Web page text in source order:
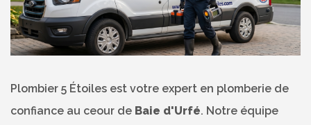
Plombier 5 Étoiles est votre expert en plomberie de
confiance au ceour de Baie d'Urfé. Notre équipe